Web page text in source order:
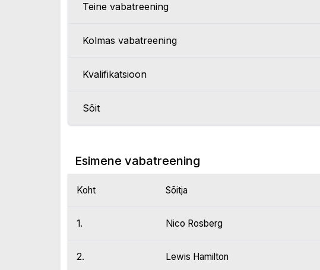
Teine vabatreening
Kolmas vabatreening
Kvalifikatsioon
Sõit
Esimene vabatreening
Koht Sõitja
1. Nico Rosberg
2. Lewis Hamilton